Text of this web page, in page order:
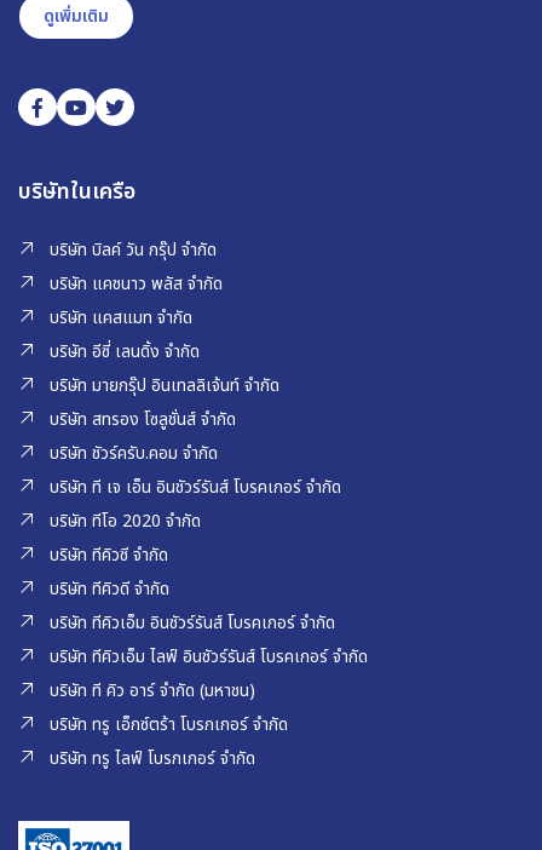
ดูเพิ่มเติม
บริษัทในเครือ
บริษัท บิลค์ วัน กรุ๊ป จำกัด
บริษัท แคชนาว พลัส จำกัด
บริษัท แคสแมท จำกัด
บริษัท อีซี่ เลนดิ้ง จำกัด
บริษัท มายกรุ๊ป อินเทลลิเจ้นท์ จำกัด
บริษัท สทรอง โซลูชั่นส์ จำกัด
บริษัท ชัวร์ครับ.คอม จำกัด
บริษัท ที เจ เอ็น อินชัวร์รันส์ โบรคเกอร์ จำกัด
บริษัท ทีโอ 2020 จำกัด
บริษัท ทีคิวซี จำกัด
บริษัท ทีคิวดี จำกัด
บริษัท ทีคิวเอ็ม อินชัวร์รันส์ โบรคเกอร์ จำกัด
บริษัท ทีคิวเอ็ม ไลฟ์ อินชัวร์รันส์ โบรคเกอร์ จำกัด
บริษัท ที คิว อาร์ จำกัด (มหาชน)
บริษัท ทรู เอ็กซ์ตร้า โบรกเกอร์ จำกัด
บริษัท ทรู ไลฟ์ โบรกเกอร์ จำกัด